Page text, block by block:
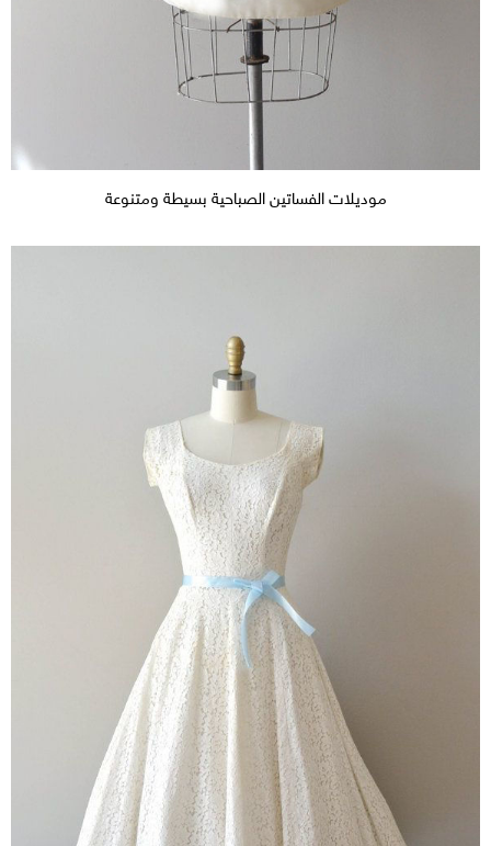
موديلات الفساتين الصباحية بسيطة ومتنوعة